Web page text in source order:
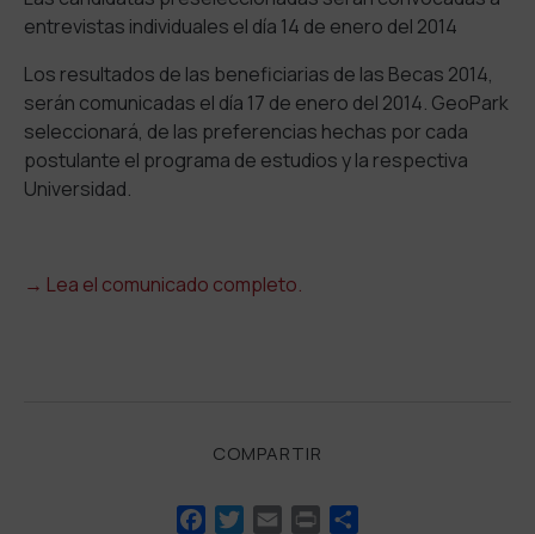
entrevistas individuales el día 14 de enero del 2014
Los resultados de las beneficiarias de las Becas 2014,
serán comunicadas el día 17 de enero del 2014. GeoPark
seleccionará, de las preferencias hechas por cada
postulante el programa de estudios y la respectiva
Universidad.
→ Lea el comunicado completo.
COMPARTIR
Facebook
Twitter
Email Print